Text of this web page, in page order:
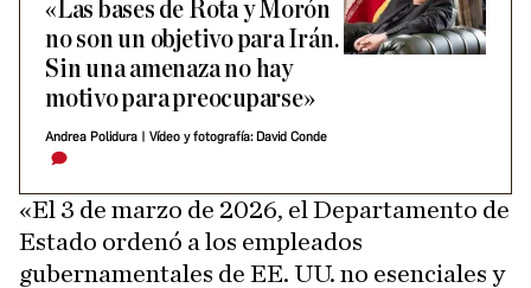
«Las bases de Rota y Morón
no son un objetivo para Irán.
Sin una amenaza no hay
motivo para preocuparse»
Andrea Polidura | Vídeo y fotografía: David Conde
«El 3 de marzo de 2026, el Departamento de
Estado ordenó a los empleados
gubernamentales de EE. UU. no esenciales y